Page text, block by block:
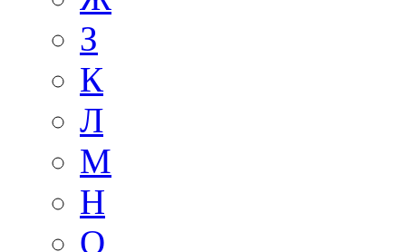
З
К
Л
М
Н
О